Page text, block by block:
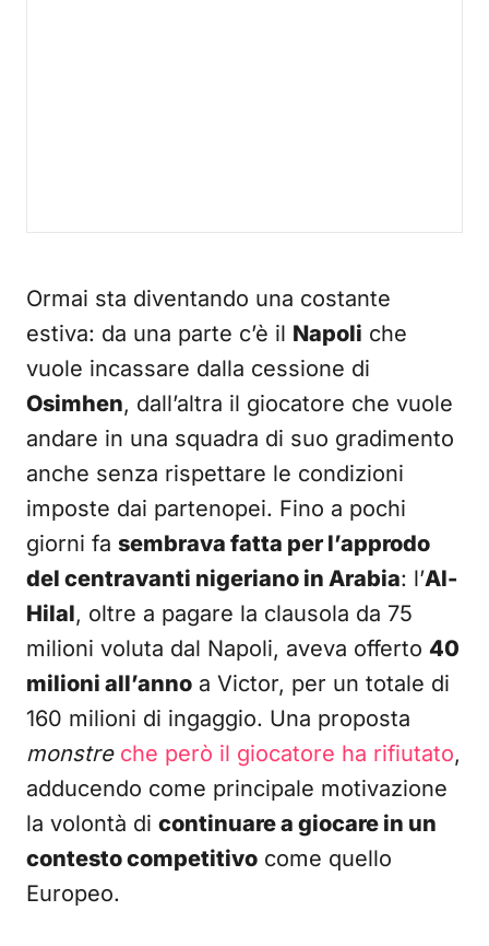
Ormai sta diventando una costante
estiva: da una parte c’è il Napoli che
vuole incassare dalla cessione di
Osimhen, dall’altra il giocatore che vuole
andare in una squadra di suo gradimento
anche senza rispettare le condizioni
imposte dai partenopei. Fino a pochi
giorni fa sembrava fatta per l’approdo
del centravanti nigeriano in Arabia: l’Al-
Hilal, oltre a pagare la clausola da 75
milioni voluta dal Napoli, aveva offerto 40
milioni all’anno a Victor, per un totale di
160 milioni di ingaggio. Una proposta
monstre che però il giocatore ha rifiutato,
adducendo come principale motivazione
la volontà di continuare a giocare in un
contesto competitivo come quello
Europeo.